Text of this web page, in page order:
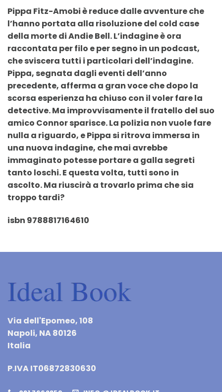
Pippa Fitz-Amobi è reduce dalle avventure che
l’hanno portata alla risoluzione del cold case
della morte di Andie Bell. L’indagine è ora
raccontata per filo e per segno in un podcast,
che sviscera tutti i particolari dell’indagine.
Pippa, segnata dagli eventi dell’anno
precedente, afferma a gran voce che dopo la
scorsa esperienza ha chiuso con il voler fare la
detective. Ma improvvisamente il fratello del suo
amico Connor sparisce. La polizia non vuole fare
nulla a riguardo, e Pippa si ritrova immersa in
una nuova indagine, che mai avrebbe
immaginato potesse portare a galla segreti
tanto loschi. E questa volta, tutti sono in
ascolto. Ma riuscirà a trovarlo prima che sia
troppo tardi?
isbn 9788817164610
Via dell'Epomeo, 108
Napoli, NA 80126
Italia
P.IVA IT06872830630